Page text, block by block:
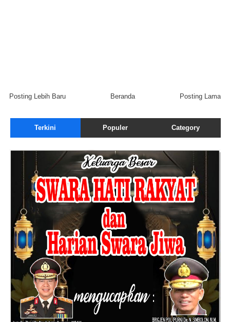
Posting Lebih Baru Posting Lama
Beranda
Terkini Populer Category